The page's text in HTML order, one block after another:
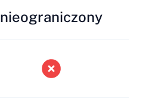
nieograniczony